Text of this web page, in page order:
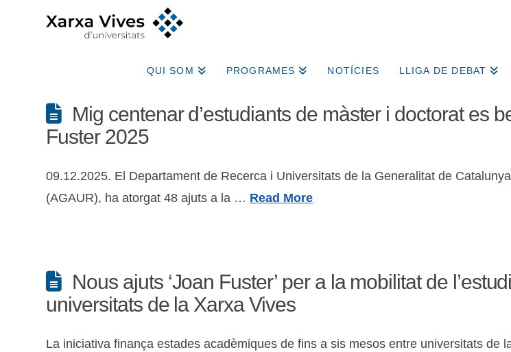
QUI SOM PROGRAMES NOTÍCIES LLIGA DE DEBAT
Mig centenar d’estudiants de màster i doctorat es
Fuster 2025
09.12.2025. El Departament de Recerca i Universitats de la Generalitat de
(AGAUR), ha atorgat 48 ajuts a la … Read More
Nous ajuts ‘Joan Fuster’ per a la mobilitat de
universitats de la Xarxa Vives
La iniciativa finança estades acadèmiques de fins a sis mesos entre universitats